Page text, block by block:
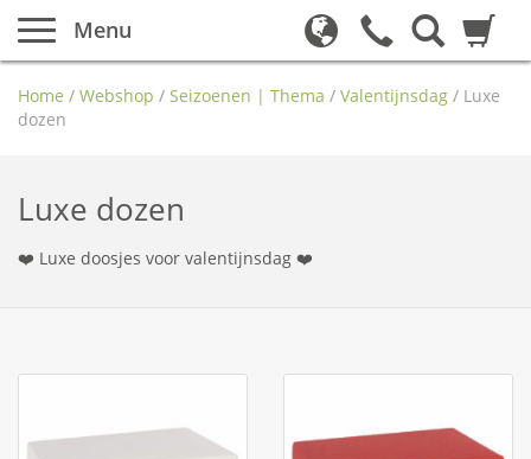
Menu
Home / Webshop / Seizoenen | Thema / Valentijnsdag / Luxe
dozen
Luxe dozen
❤️ Luxe doosjes voor valentijnsdag ❤️